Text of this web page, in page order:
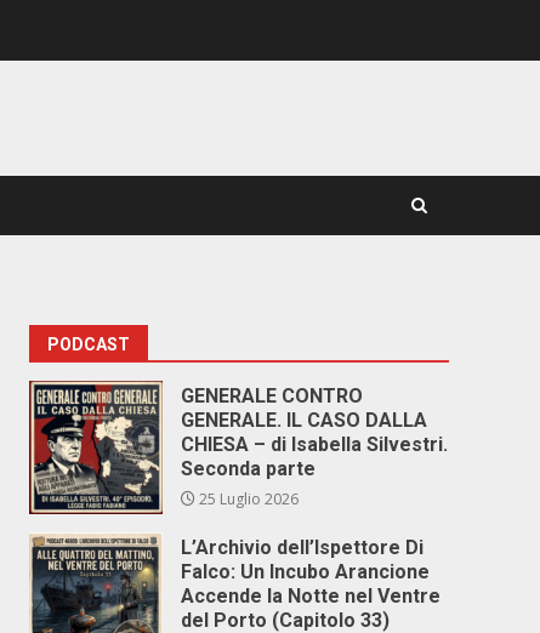
PODCAST
GENERALE CONTRO
GENERALE. IL CASO DALLA
CHIESA – di Isabella Silvestri.
Seconda parte
25 Luglio 2026
L’Archivio dell’Ispettore Di
Falco: Un Incubo Arancione
Accende la Notte nel Ventre
del Porto (Capitolo 33)